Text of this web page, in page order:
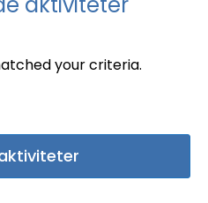
your criteria.